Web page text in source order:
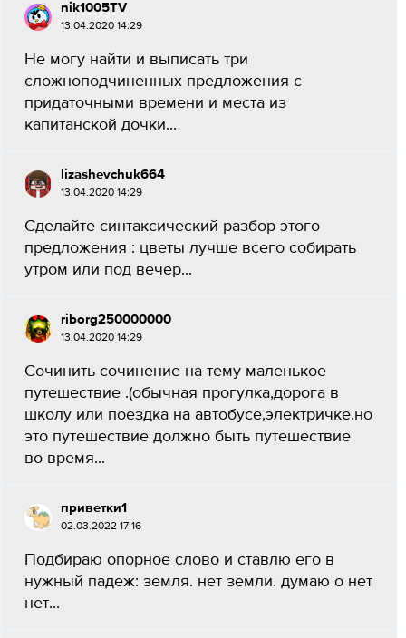
nik1005TV
13.04.2020 14:29
Не могу найти и выписать три
сложноподчиненных предложения с
придаточными времени и места из
капитанской дочки...
lizashevchuk664
13.04.2020 14:29
Сделайте синтаксический разбор этого
предложения : цветы лучше всего собирать
утром или под вечер...
riborg250000000
13.04.2020 14:29
Сочинить сочинение на тему маленькое
путешествие .(обычная прогулка,дорога в
школу или поездка на автобусе,электричке.но
это путешествие должно быть путешествие
во время...
приветки1
02.03.2022 17:16
Подбираю опорное слово и ставлю его в
нужный падеж: земля. нет земли. думаю о нет
нет...